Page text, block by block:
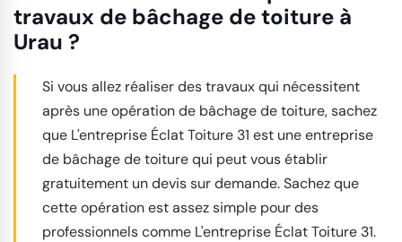
travaux de bâchage de toiture à
Urau ?
Si vous allez réaliser des travaux qui nécessitent
après une opération de bâchage de toiture, sachez
que L'entreprise Éclat Toiture 31 est une entreprise
de bâchage de toiture qui peut vous établir
gratuitement un devis sur demande. Sachez que
cette opération est assez simple pour des
professionnels comme L'entreprise Éclat Toiture 31.